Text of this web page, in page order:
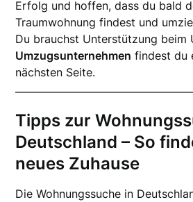
Erfolg und hoffen, dass du bald
Traumwohnung findest und
Du brauchst Unterstützung beim
Umzugsunternehmen findest du
nächsten Seite.
Tipps zur
Deutschland – So
neues Zuhause
Die Wohnungssuche in